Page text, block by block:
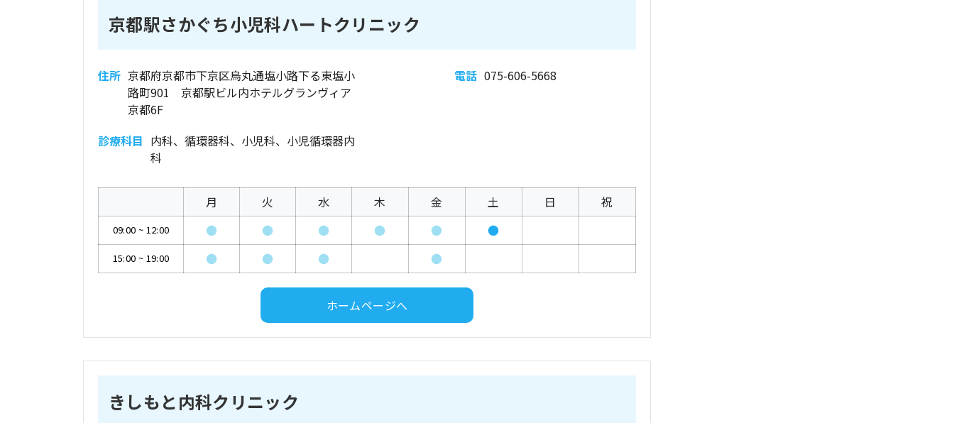
京都駅さかぐち小児科ハートクリニック
住所 京都府京都市下京区烏丸通塩小路下る東塩小
路町901 京都駅ビル内ホテルグランヴィア
京都6F
電話 075-606-5668
診療科目 内科、循環器科、小児科、小児循環器内
科
月 火 水 木 金 土 日 祝
09:00 ~ 12:00 ● ● ● ● ● ●
15:00 ~ 19:00 ● ● ● ●
ホームページへ
きしもと内科クリニック